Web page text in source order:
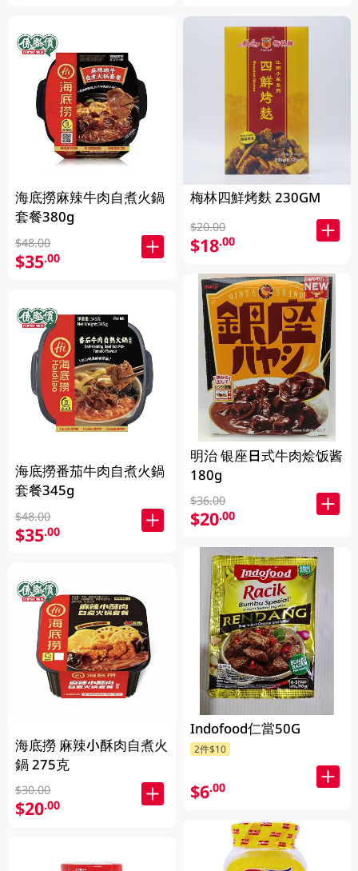
海底撈麻辣牛肉自煮火鍋
套餐380g
$48.00
$35.00
海底撈番茄牛肉自煮火鍋
套餐345g
$48.00
$35.00
海底撈 麻辣小酥肉自煮火
鍋 275克
$30.00
$20.00
梅林四鮮烤麩 230GM
$20.00
$18.00
明治 银座日式牛肉烩饭酱
180g
$36.00
$20.00
Indofood仁當50G
2件$10
$6.00